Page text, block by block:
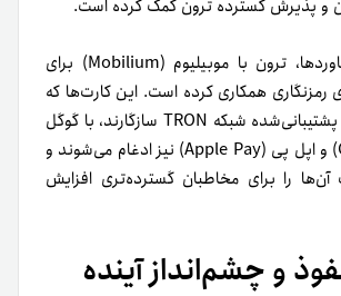
و پذیرش گسترده ترون کمک کرده است.
علاوه‌بر این دستاوردها، ترون با موبیلیوم (Mobilium) برای
رمزنگاری همکاری کرده است. این کارت‌ها که
با تمام رمزارزهای پشتیبانی‌شده شبکه TRON سازگارند، با گوگل
پی (Google Pay) و اپل پی (Apple Pay) نیز ادغام می‌شوند و
آن‌ها را برای مخاطبان گسترده‌تری افزایش
و چشم‌انداز آینده